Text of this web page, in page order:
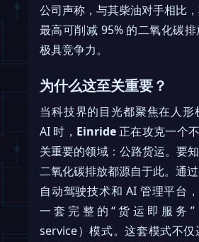
公司声称，与其柴油对手相比
最高可削减 95% 的二氧化碳
极具竞争力。
为什么这至关重要？
当科技界的目光都聚焦在人
AI 时， Einride正在攻克一个
关重要的领域：公路货运。要
二氧化碳排放都源自于此。通过
自动驾驶技术和 AI 管理平台，
一套完整的“货运即服务”
service）模式。这套模式不仅